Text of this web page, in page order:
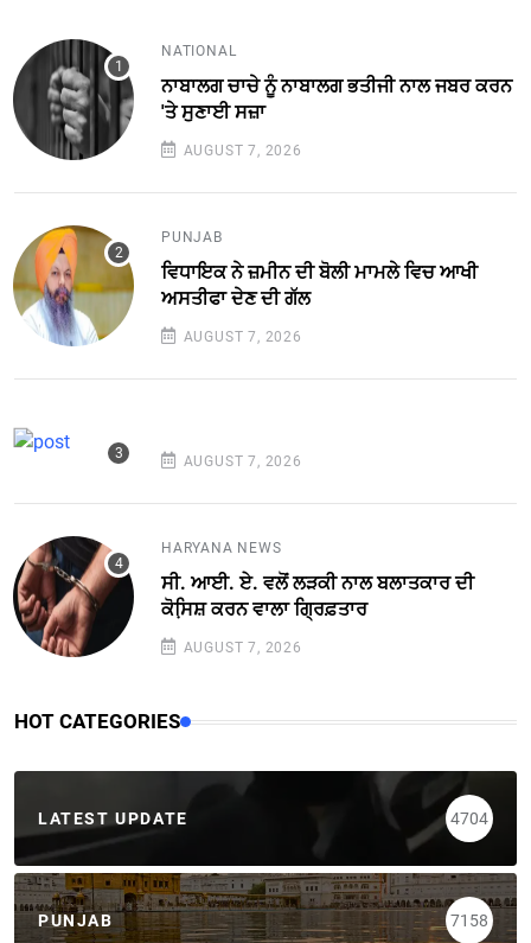
NATIONAL
ਨਾਬਾਲਗ ਚਾਚੇ ਨੂੰ ਨਾਬਾਲਗ ਭਤੀਜੀ ਨਾਲ ਜਬਰ ਕਰਨ
'ਤੇ ਸੁਣਾਈ ਸਜ਼ਾ
AUGUST 7, 2026
PUNJAB
ਵਿਧਾਇਕ ਨੇ ਜ਼ਮੀਨ ਦੀ ਬੋਲੀ ਮਾਮਲੇ ਵਿਚ ਆਖੀ
ਅਸਤੀਫਾ ਦੇਣ ਦੀ ਗੱਲ
AUGUST 7, 2026
AUGUST 7, 2026
HARYANA NEWS
ਸੀ. ਆਈ. ਏ. ਵਲੋਂ ਲੜਕੀ ਨਾਲ ਬਲਾਤਕਾਰ ਦੀ
ਕੋਸਿ਼ਸ਼ ਕਰਨ ਵਾਲਾ ਗ੍ਰਿਫ਼ਤਾਰ
AUGUST 7, 2026
HOT CATEGORIES
LATEST UPDATE 4704
PUNJAB 7158